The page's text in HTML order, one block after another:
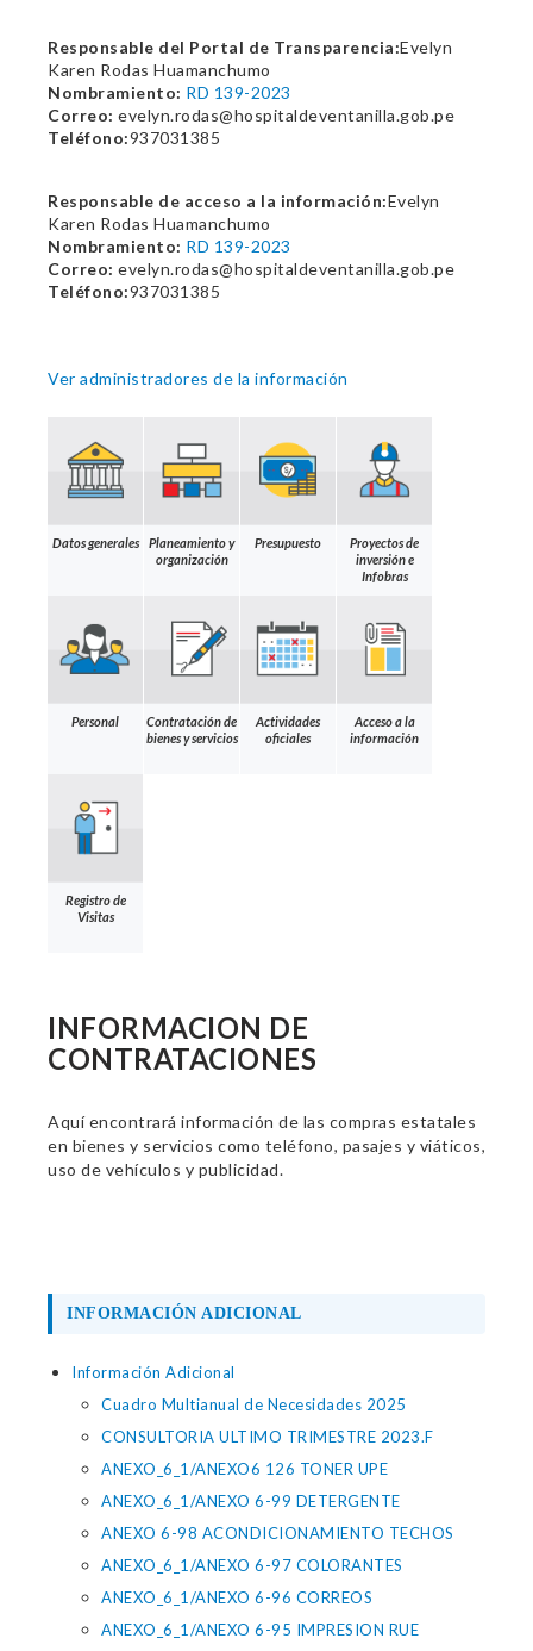
Responsable del Portal de Transparencia:Evelyn
Karen Rodas Huamanchumo
Nombramiento: RD 139-2023
Correo: evelyn.rodas@hospitaldeventanilla.gob.pe
Teléfono:937031385
Responsable de acceso a la información:Evelyn
Karen Rodas Huamanchumo
Nombramiento: RD 139-2023
Correo: evelyn.rodas@hospitaldeventanilla.gob.pe
Teléfono:937031385
Ver administradores de la información
Datos generales
Planeamiento y
organización
Presupuesto
Proyectos de
inversión e
Infobras
Personal
Contratación de
bienes y servicios
Actividades
oficiales
Acceso a la
información
Registro de
Visitas
INFORMACION DE
CONTRATACIONES
Aquí encontrará información de las compras estatales
en bienes y servicios como teléfono, pasajes y viáticos,
uso de vehículos y publicidad.
INFORMACIÓN ADICIONAL
Información Adicional
Cuadro Multianual de Necesidades 2025
CONSULTORIA ULTIMO TRIMESTRE 2023.F
ANEXO_6_1/ANEXO6 126 TONER UPE
ANEXO_6_1/ANEXO 6-99 DETERGENTE
ANEXO 6-98 ACONDICIONAMIENTO TECHOS
ANEXO_6_1/ANEXO 6-97 COLORANTES
ANEXO_6_1/ANEXO 6-96 CORREOS
ANEXO_6_1/ANEXO 6-95 IMPRESION RUE